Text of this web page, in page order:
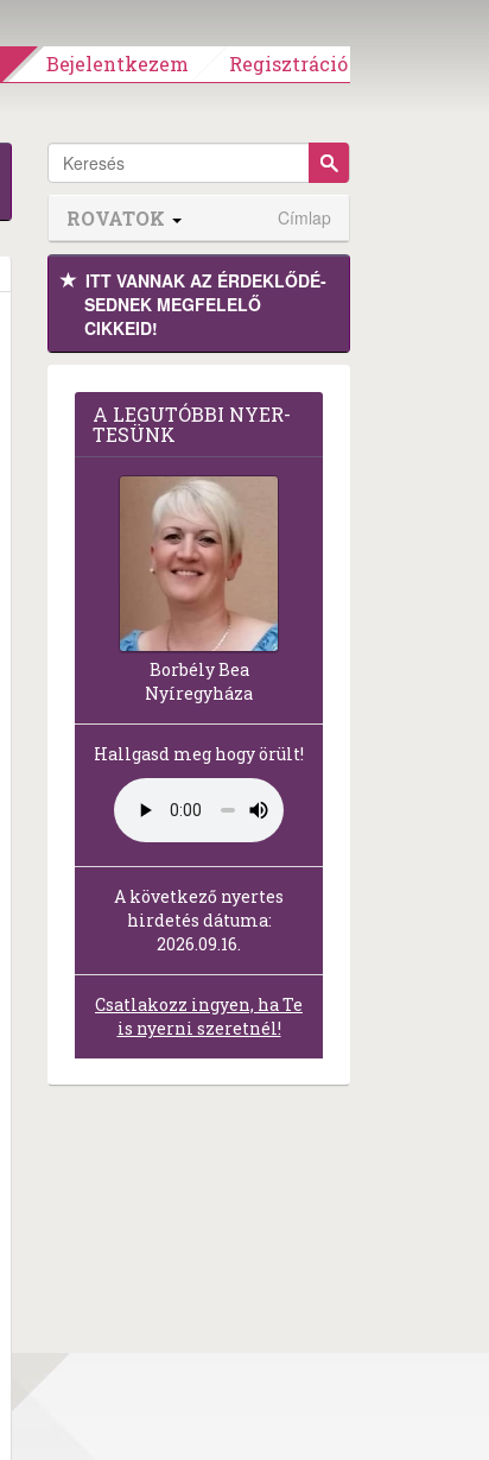
Bejelentkezem Regisztráció
ROVATOK Címlap
ITT VANNAK AZ ÉRDEK­LŐDÉ­
SEDNEK MEGFE­LELŐ
CIKKEID!
A LEG­U­TÓB­BI NYER­
TE­SÜNK
Borbély Bea
Nyíregyháza
Hallgasd meg hogy örült!
A következő nyertes
hirdetés dátuma:
2026.09.16.
Csatlakozz ingyen, ha Te
is nyerni szeretnél!